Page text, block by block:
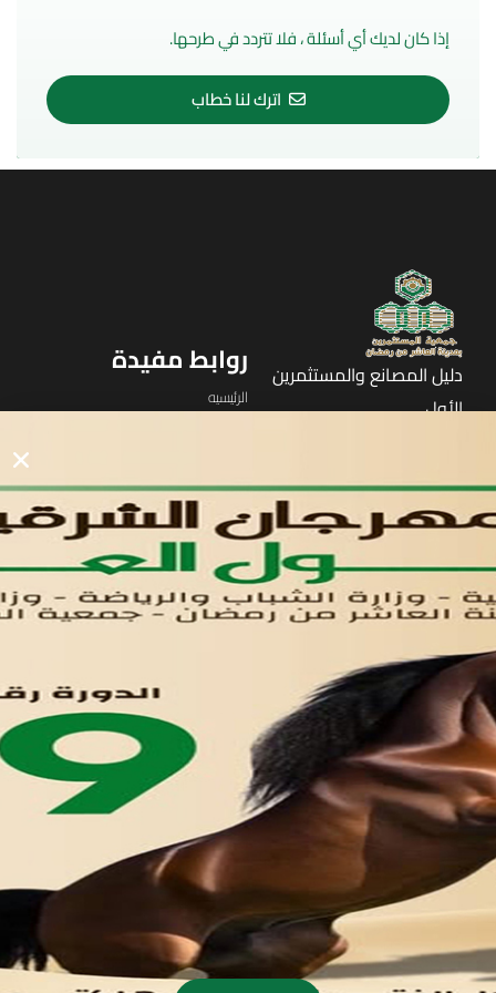
إذا كان لديك أي أسئلة ، فلا تتردد في طرحها.
اترك لنا خطاب
دليل المصانع والمستثمرين
الأول
روابط مفيدة
الرئيسيه
لوحه التحكم
اتصل بنا
تواصل معنا
مدينة العاشر من رمضان
01221020029
055-4494429
055-4494406
055-4494414
info.triaeg@yahoo.com
info@triaeg-guide.com